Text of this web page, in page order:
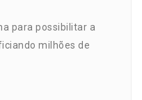
para possibilitar a
milhões de